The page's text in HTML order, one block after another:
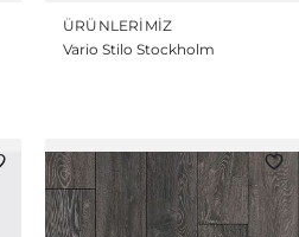
ÜRÜNLERIMIZ
Vario Stilo Stockholm